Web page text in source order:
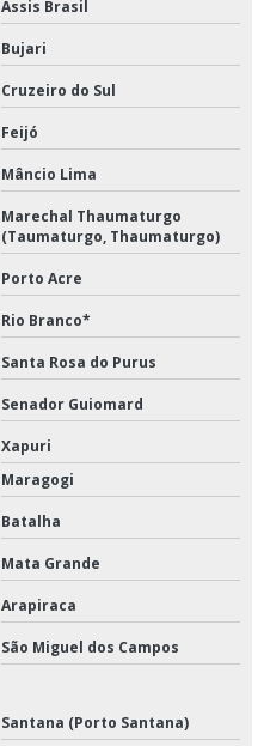
Assis Brasil
Bujari
Cruzeiro do Sul
Feijó
Mâncio Lima
Marechal Thaumaturgo
(Taumaturgo, Thaumaturgo)
Porto Acre
Rio Branco*
Santa Rosa do Purus
Senador Guiomard
Xapuri
Maragogi
Batalha
Mata Grande
Arapiraca
São Miguel dos Campos
Santana (Porto Santana)